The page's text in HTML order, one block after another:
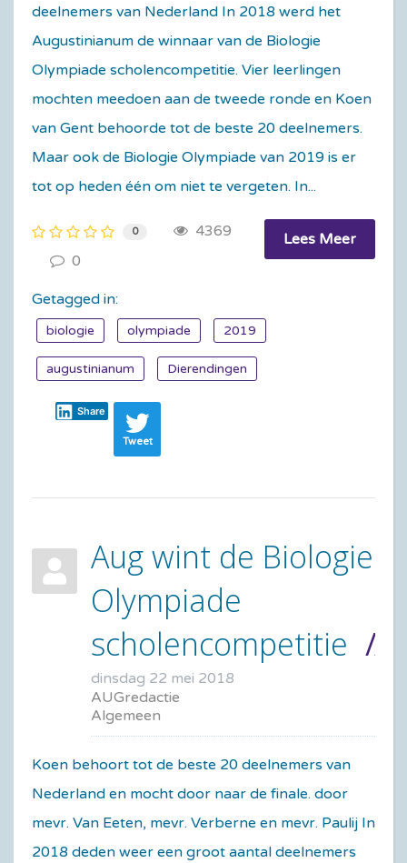
deelnemers van Nederland In 2018 werd het
Augustinianum de winnaar van de Biologie
Olympiade scholencompetitie. Vier leerlingen
mochten meedoen aan de tweede ronde en Koen
van Gent behoorde tot de beste 20 deelnemers.
Maar ook de Biologie Olympiade van 2019 is er
tot op heden één om niet te vergeten. In...
Lees Meer
0
4369
0
Getagged in:
biologie olympiade 2019
augustinianum Dierendingen
Share
Tweet
Aug wint de Biologie
Olympiade
scholencompetitie
dinsdag 22 mei 2018
AUGredactie
Algemeen
Koen behoort tot de beste 20 deelnemers van
Nederland en mocht door naar de finale. door
mevr. Van Eeten, mevr. Verberne en mevr. Paulij ​In
2018 deden weer een groot aantal deelnemers